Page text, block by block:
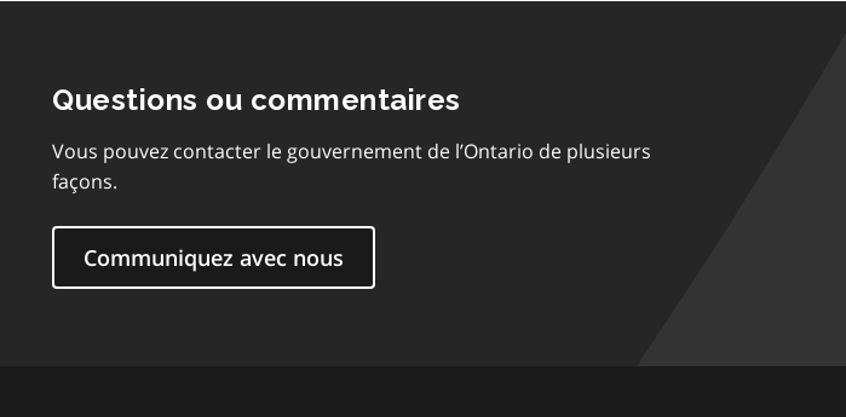
Questions ou commentaires
Vous pouvez contacter le gouvernement de l’Ontario de plusieurs
façons.
Communiquez avec nous